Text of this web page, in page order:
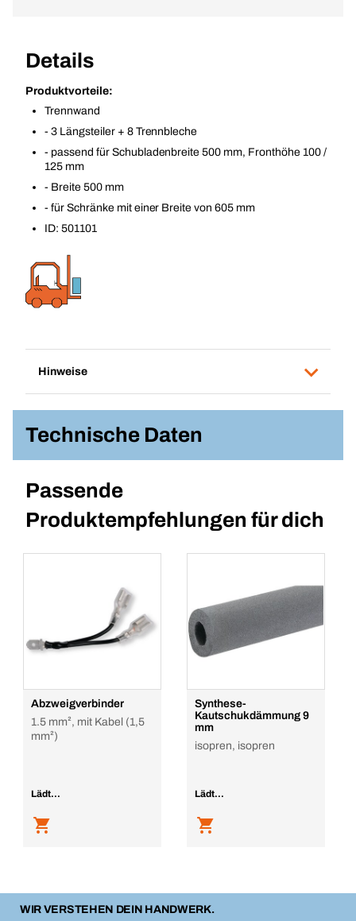
Details
Produktvorteile:
Trennwand
- 3 Längsteiler + 8 Trennbleche
- passend für Schubladenbreite 500 mm, Fronthöhe 100 /
125 mm
- Breite 500 mm
- für Schränke mit einer Breite von 605 mm
ID: 501101
Hinweise
Technische Daten
Passende
Produktempfehlungen für dich
Abzweigverbinder
1.5 mm², mit Kabel (1,5
mm²)
Lädt...
Synthese-
Kautschukdämmung 9
mm
isopren, isopren
Lädt...
WIR VERSTEHEN DEIN HANDWERK.